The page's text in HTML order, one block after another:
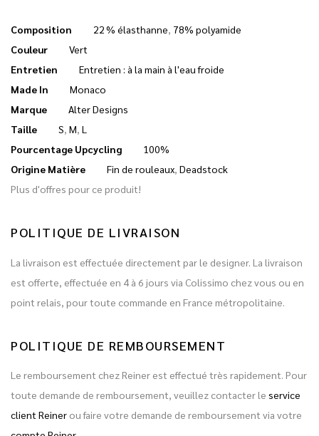
Composition 22 % élasthanne, 78% polyamide
Couleur
Vert
Entretien
Entretien : à la main à l'eau froide
Made In
Monaco
Marque
Alter Designs
Taille
S, M, L
Pourcentage Upcycling
100%
Origine Matière
Fin de rouleaux, Deadstock
Plus d'offres pour ce produit!
POLITIQUE DE LIVRAISON
La livraison est effectuée directement par le designer. La livraison
est offerte, effectuée en 4 à 6 jours via Colissimo chez vous ou en
point relais, pour toute commande en France métropolitaine.
POLITIQUE DE REMBOURSEMENT
Le remboursement chez Reiner est effectué très rapidement. Pour
toute demande de remboursement, veuillez contacter le service
client Reiner ou faire votre demande de remboursement via votre